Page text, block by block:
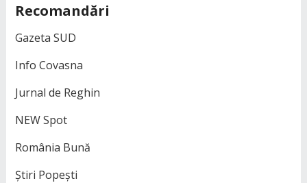
Recomandări
Gazeta SUD
Info Covasna
Jurnal de Reghin
NEW Spot
România Bună
Știri Popești